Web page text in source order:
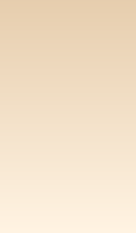
กรมที่ดิน" ครบรอบ ๑๒๒